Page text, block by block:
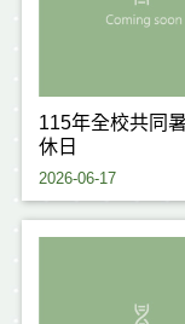
115年全校共同
休日
2026-06-17